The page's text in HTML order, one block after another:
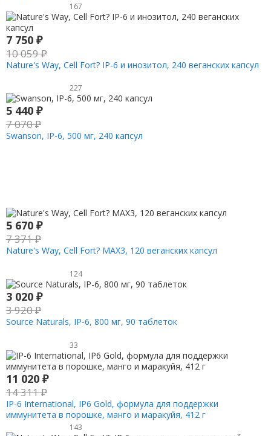
167
7 750 ₽
10 059₽
Nature's Way, Cell Fort? IP-6 и инозитол, 240 веганских капсул
227
5 440 ₽
7 070₽
Swanson, IP-6, 500 мг, 240 капсул
5 670 ₽
7 371₽
Nature's Way, Cell Fort? MAX3, 120 веганских капсул
124
3 020 ₽
3 920₽
Source Naturals, IP-6, 800 мг, 90 таблеток
33
11 020 ₽
14 311₽
IP-6 International, IP6 Gold, формула для поддержки
иммунитета в порошке, манго и маракуйя, 412 г
143